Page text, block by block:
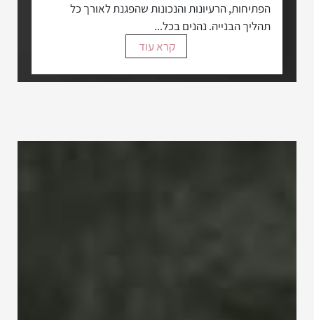
הפתיחות, הרעיונות והנכונות שהפגנת לאורך כל
תהליך הבנייה. נהנים בכל...
קרא עוד